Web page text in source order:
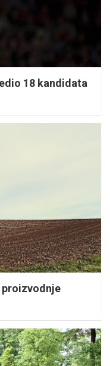
18 kandidata
proizvodnje